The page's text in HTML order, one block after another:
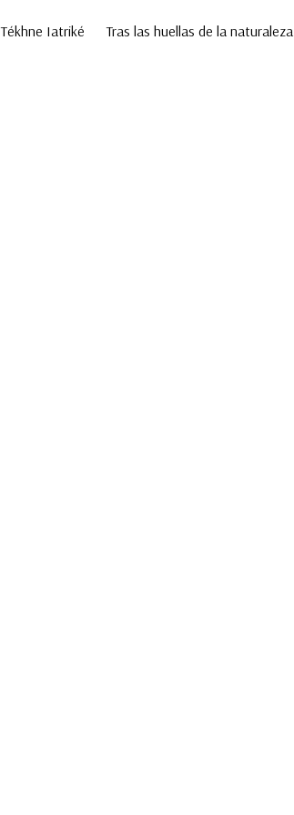
Tékhne Iatriké Tras las huellas de la naturaleza